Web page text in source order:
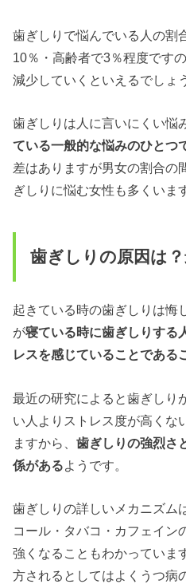
歯ぎしりで悩んでいる人の割
10％・高齢者で3％程度です
減少していくといえるでしょ
歯ぎしりは人に言いにくい悩
ている一般的な悩みのひとつ
差はありますが男女の割合の
ぎしりに悩む女性も多くいま
歯ぎしりの原因は
起きている時の歯ぎしりは悔
が寝ている時に歯ぎしりする
レスを感じていることである
最近の研究によると歯ぎしり
い人よりストレス度が高くな
ますから、歯ぎしりの強烈さ
係があるようです。
歯ぎしりの詳しいメカニズム
コール・タバコ・カフェイン
強くなることもわかっていま
方されるとしてはよくうつ病